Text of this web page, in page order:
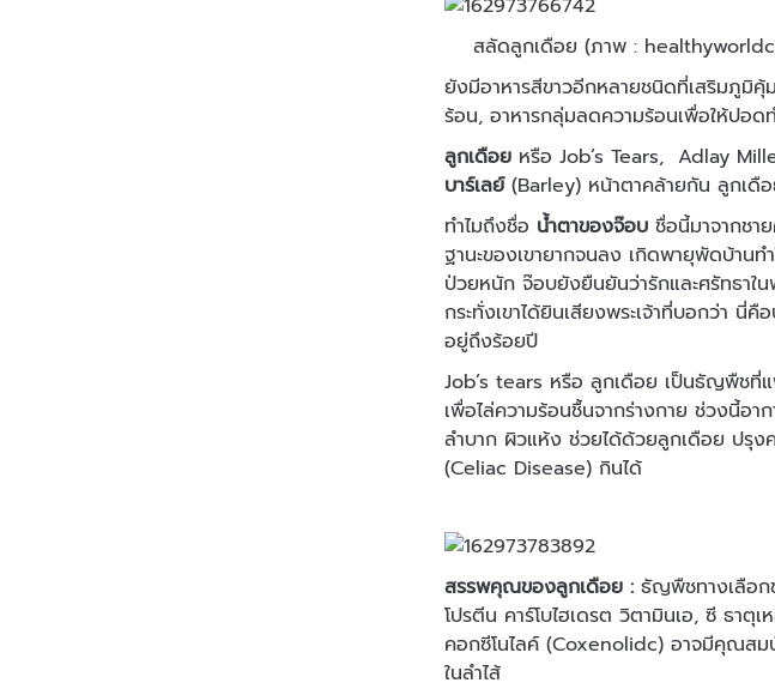
สลัดลูกเดือย (ภาพ :
ยังมีอาหารสีขาวอีกหลายชนิดที่เสริมภูมิ
ร้อน, อาหารกลุ่มลดความร้อนเพื่อให้ปอด
ลูกเดือย หรือ Job’s Tears, Adlay
บาร์เลย์(Barley) หน้าตาคล้ายกัน ลูกเดือ
ทำไมถึงชื่อ น้ำตาของจ๊อบ ชื่อนี้มาจากชา
ฐานะของเขายากจนลง เกิดพายุพัดบ้านท
ป่วยหนัก จ๊อบยังยืนยันว่ารักและศรัทธาใน
กระทั่งเขาได้ยินเสียงพระเจ้าที่บอกว่า
อยู่ถึงร้อยปี
Job’s tears หรือ ลูกเดือย เป็นธัญพืชที่
เพื่อไล่ความร้อนชื้นจากร่างกาย ช่วงนี้อ
ลำบาก ผิวแห้ง ช่วยได้ด้วยลูกเดือย ปรุง
(Celiac Disease) กินได้
สรรพคุณของลูกเดือย : ธัญพืชทางเลือก
โปรตีน คาร์โบไฮเดรต วิตามินเอ, ซี ธา
คอกซีโนไลค์ (Coxenolidc) อาจมีคุณสม
ในลำไส้